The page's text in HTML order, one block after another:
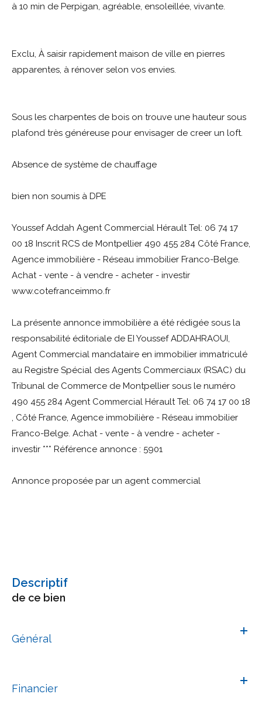
à 10 min de Perpigan, agréable, ensoleillée, vivante.
Exclu, À saisir rapidement maison de ville en pierres
apparentes, à rénover selon vos envies.
Sous les charpentes de bois on trouve une hauteur sous
plafond très généreuse pour envisager de creer un loft.
Absence de système de chauffage
bien non soumis à DPE
Youssef Addah Agent Commercial Hérault Tel: 06 74 17
00 18 Inscrit RCS de Montpellier 490 455 284 Côté France,
Agence immobilière - Réseau immobilier Franco-Belge.
Achat - vente - à vendre - acheter - investir
www.cotefranceimmo.fr
La présente annonce immobilière a été rédigée sous la
responsabilité éditoriale de EI Youssef ADDAHRAOUI,
Agent Commercial mandataire en immobilier immatriculé
au Registre Spécial des Agents Commerciaux (RSAC) du
Tribunal de Commerce de Montpellier sous le numéro
490 455 284 Agent Commercial Hérault Tel: 06 74 17 00 18
, Côté France, Agence immobilière - Réseau immobilier
Franco-Belge. Achat - vente - à vendre - acheter -
investir *** Référence annonce : 5901
Annonce proposée par un agent commercial
descriptif
de ce bien
Général
Financier